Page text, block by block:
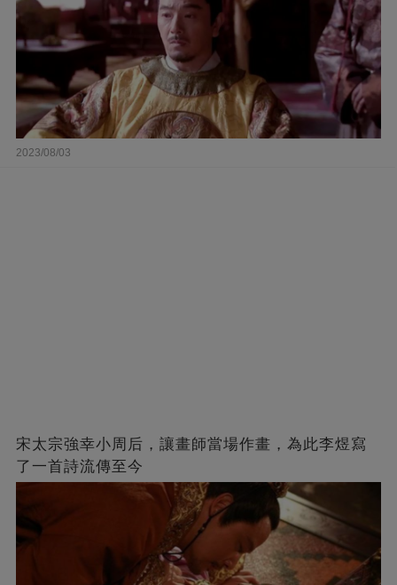
2023/08/03
宋太宗強幸小周后，讓畫師當場作畫，為此李煜寫
了一首詩流傳至今